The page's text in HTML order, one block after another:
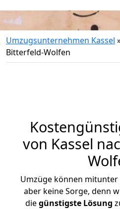
Umzugsunternehmen Kassel
Bitterfeld-Wolfen
von Kassel
Umzüge können
aber keine Sorge, denn
diegünstigste Lösung